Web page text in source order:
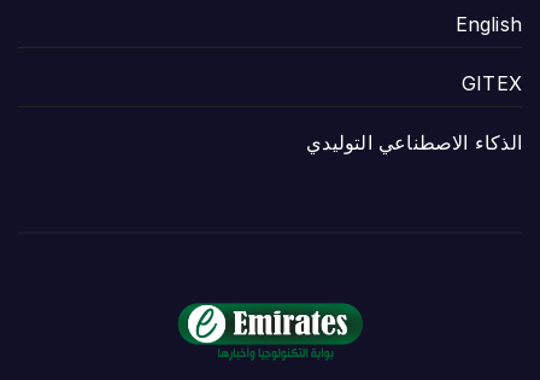
English
GITEX
الذكاء الاصطناعي التوليدي